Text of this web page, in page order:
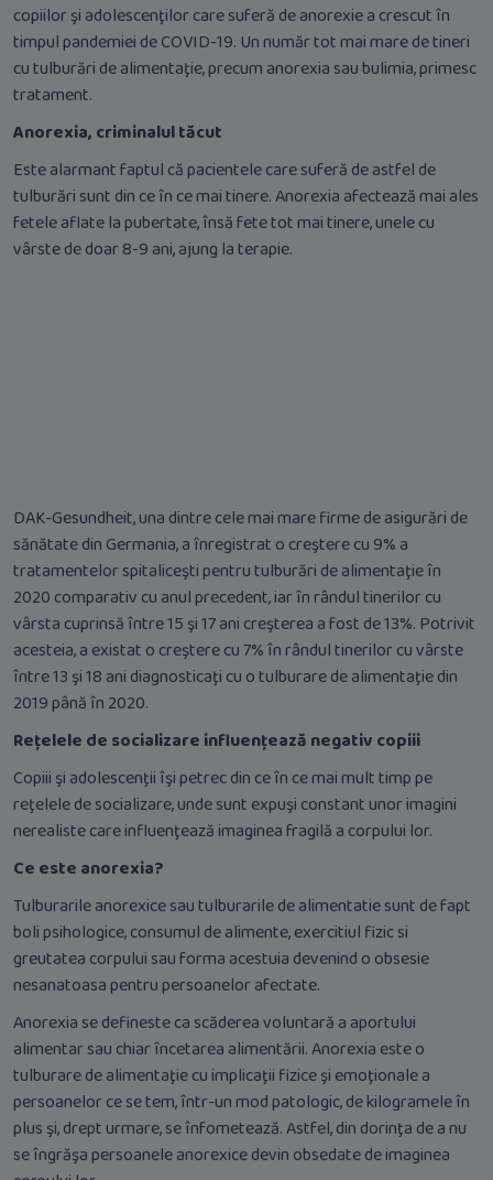
copiilor şi adolescenţilor care suferă de anorexie a crescut în
timpul pandemiei de COVID-19. Un număr tot mai mare de tineri
cu tulburări de alimentaţie, precum anorexia sau bulimia, primesc
tratament.
Anorexia, criminalul tăcut
Este alarmant faptul că pacientele care suferă de astfel de
tulburări sunt din ce în ce mai tinere. Anorexia afectează mai ales
fetele aflate la pubertate, însă fete tot mai tinere, unele cu
vârste de doar 8-9 ani, ajung la terapie.
DAK-Gesundheit, una dintre cele mai mare firme de asigurări de
sănătate din Germania, a înregistrat o creştere cu 9% a
tratamentelor spitaliceşti pentru tulburări de alimentaţie în
2020 comparativ cu anul precedent, iar în rândul tinerilor cu
vârsta cuprinsă între 15 şi 17 ani creşterea a fost de 13%. Potrivit
acesteia, a existat o creştere cu 7% în rândul tinerilor cu vârste
între 13 şi 18 ani diagnosticaţi cu o tulburare de alimentaţie din
2019 până în 2020.
Rețelele de socializare influențează negativ copiii
Copiii şi adolescenţii îşi petrec din ce în ce mai mult timp pe
reţelele de socializare, unde sunt expuşi constant unor imagini
nerealiste care influenţează imaginea fragilă a corpului lor.
Ce este anorexia?
Tulburarile anorexice sau tulburarile de alimentatie sunt de fapt
boli psihologice, consumul de alimente, exercitiul fizic si
greutatea corpului sau forma acestuia devenind o obsesie
nesanatoasa pentru persoanelor afectate.
Anorexia se defineste ca scăderea voluntară a aportului
alimentar sau chiar încetarea alimentării. Anorexia este o
tulburare de alimentaţie cu implicaţii fizice şi emoţionale a
persoanelor ce se tem, într-un mod patologic, de kilogramele în
plus şi, drept urmare, se înfometează. Astfel, din dorinţa de a nu
se îngrăşa persoanele anorexice devin obsedate de imaginea